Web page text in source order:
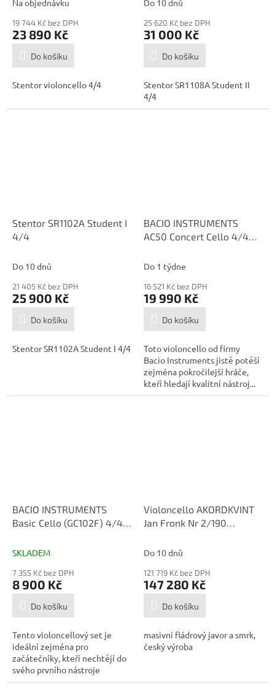
Na objednávku
19 744 Kč bez DPH
23 890 Kč
Do košíku
Stentor violoncello 4/4
Do 10 dnů
25 620 Kč bez DPH
31 000 Kč
Do košíku
Stentor SR1108A Student II
4/4
Stentor SR1102A Student I
4/4
Do 10 dnů
21 405 Kč bez DPH
25 900 Kč
Do košíku
Stentor SR1102A Student I 4/4
BACIO INSTRUMENTS
AC50 Concert Cello 4/4
Do 1 týdne
16 521 Kč bez DPH
19 990 Kč
Do košíku
Toto violoncello od firmy
Bacio Instruments jistě potěší
zejména pokročilejší hráče,
kteří hledají kvalitní nástroj...
BACIO INSTRUMENTS
Basic Cello (GC102F) 4/4
SKLADEM
7 355 Kč bez DPH
8 900 Kč
Do košíku
Tento violoncellový set je
ideální zejména pro
začátečníky, kteří nechtějí do
svého prvního nástroje
investovat...
Violoncello AKORDKVINT
Jan Fronk Nr 2/190
Do 10 dnů
121 719 Kč bez DPH
147 280 Kč
Do košíku
masivní fládrový javor a smrk,
český výroba